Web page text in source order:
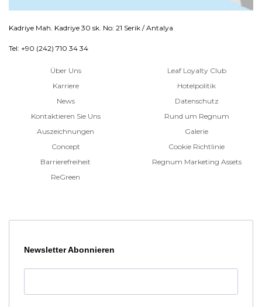
Kadriye Mah. Kadriye 30 sk. No: 21 Serik / Antalya
Tel: +90 (242) 710 34 34
Über Uns
Karriere
News
Kontaktieren Sie Uns
Auszeichnungen
Concept
Barrierefreiheit
ReGreen
Leaf Loyalty Club
Hotelpolitik
Datenschutz
Rund um Regnum
Galerie
Cookie Richtlinie
Regnum Marketing Assets
Newsletter Abonnieren